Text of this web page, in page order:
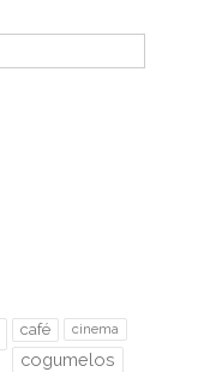
café cinema
cogumelos